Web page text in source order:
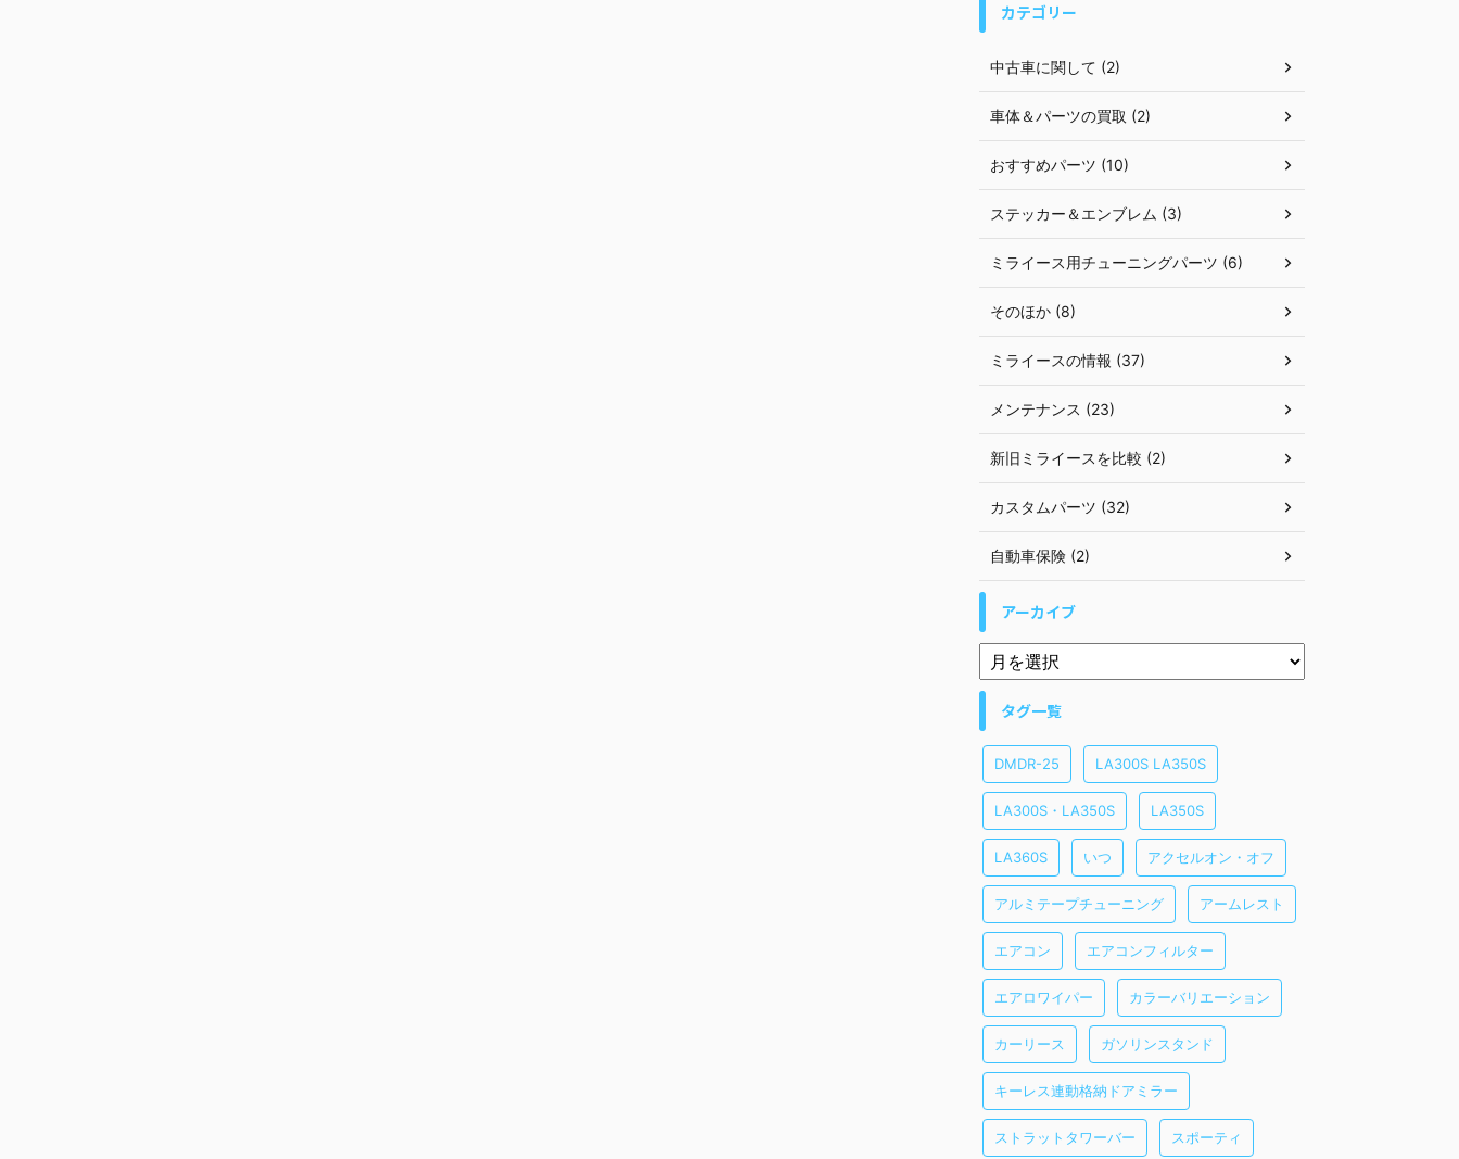
カテゴリー
中古車に関して (2)
車体＆パーツの買取 (2)
おすすめパーツ (10)
ステッカー＆エンブレム (3)
ミライース用チューニングパーツ (6)
そのほか (8)
ミライースの情報 (37)
メンテナンス (23)
新旧ミライースを比較 (2)
カスタムパーツ (32)
自動車保険 (2)
アーカイブ
タグ一覧
DMDR-25 LA300S LA350S
LA300S・LA350S LA350S
LA360S いつ アクセルオン・オフ
アルミテープチューニング アームレスト
エアコン エアコンフィルター
エアロワイパー カラーバリエーション
カーリース ガソリンスタンド
キーレス連動格納ドアミラー
ストラットタワーバー スポーティ